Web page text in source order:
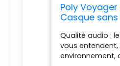
Poly Voyager
Casque sans
Connexion à
téléphone
casque
Qualité audio :
vous
environnement,